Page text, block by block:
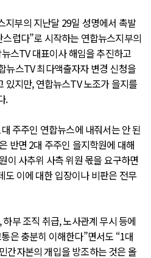
지부의 지난달 29일 성명에서 촉발
럽다”로 시작하는 연합뉴스지부의
스TV 대표이사 해임을 추진하고
뉴스TV 최다액출자자 변경 신청을
있지만, 연합뉴스TV 노조가 을지를
.
주주인 연합뉴스에 내줘서는 안 된
반면 2대 주주인 을지학원에 대해
이 사추위 사측 위원 몫을 요구하면
도 이에 대한 입장이나 비판은 전무
부 조직 취급, 노사관계 무시 등에
은 충분히 이해한다”면서도 “1대
간자본의 개입을 방조하는 것은 올